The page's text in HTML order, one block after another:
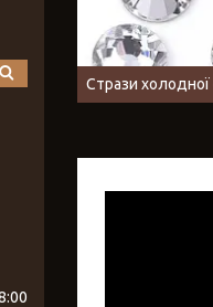
Стрази холодної